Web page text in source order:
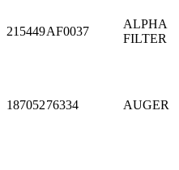
215449AF0037
ALPHA
FILTER
18705276334 AUGER